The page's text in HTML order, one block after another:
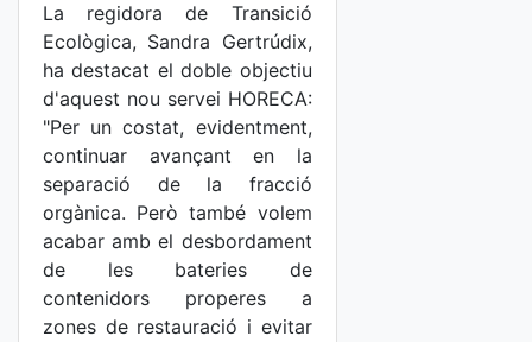
La regidora de Transició
Ecològica, Sandra Gertrúdix,
ha destacat el doble objectiu
d'aquest nou servei HORECA:
"Per un costat, evidentment,
continuar avançant en la
separació de la fracció
orgànica. Però també volem
acabar amb el desbordament
de les bateries de
contenidors properes a
zones de restauració i evitar